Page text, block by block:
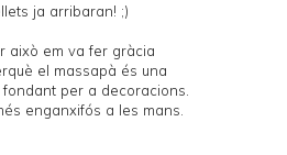
ja arribaran! ;)
això em va fer gràcia
el massapà és una
per a decoracions.
enganxifós a les mans.